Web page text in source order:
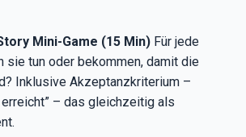
Mini-Game (15 Min) Für jede
sie tun oder bekommen, damit die
Inklusive Akzeptanzkriterium –
erreicht” – das gleichzeitig als